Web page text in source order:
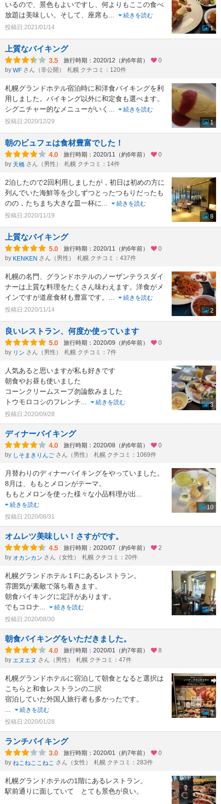
いるので、景色もよいですし、何よりもここの食べ
放題は美味しい。そして、座席も
続きを読む
投稿日:2021/01/14
1
上質なバイキング
3.5 旅行時期：2020/12（約6年前）
0
by WF さん（非公開） 札幌 クチコミ：120件
札幌グランドホテル宿泊時に和洋食バイキングを利
用しました。バイキング以外に和定食も選べます。
シグニチャー的なメニューがいく
続きを読む
投稿日:2020/12/29
1
朝のビュフェは食材豊富でした！
4.0 旅行時期：2020/11（約6年前）
0
by 天橋 さん（男性） 札幌 クチコミ：14件
2泊したので2回利用しましたが，初日は初めの方に
列んでいた海鮮等を少しずつとったつもりだったも
のの，たちまち大きな皿一杯に
続きを読む
投稿日:2020/11/19
8
上質なバイキング
5.0 旅行時期：2020/11（約6年前）
0
by KENKEN さん（男性） 札幌 クチコミ：437件
札幌の名門、グランドホテルのノーザンテラスダイ
ナーは上質な料理をたくさん味わえます。洋食がメ
インですが道産食材も豊富です。
続きを読む
投稿日:2020/11/14
2
良いレストラン、何度か使っています
5.0 旅行時期：2020/09（約6年前）
0
by リン さん（男性） 札幌 クチコミ：7件
人気あると思いますが私も好きです
朝食やお昼も使いました
コーンクリームスープ勿論飲みました
トウモロコシのフレンチ
続きを読む
投稿日:2020/09/28
3
ディナーバイキング
4.0 旅行時期：2020/08（約6年前）
0
by しそまきりんご さん（男性） 札幌 クチコミ：1069件
月替わりのディナーバイキングをやっていました。
8月は、ももとメロンがテーマ。
ももとメロンを使った様々な小品料理が出
続きを読む
投稿日:2020/08/31
10
オムレツ美味しい！さすがです。
4.5 旅行時期：2020/07（約6年前）
2
by オカンカン さん（女性） 札幌 クチコミ：20件
札幌グランドホテル１Fにあるレストラン。
雰囲気が素敵で落ち着きます。
朝食バイキングに定評があります。
でもコロナ
続きを読む
投稿日:2020/08/30
4
朝食バイキングをいただきました。
4.0 旅行時期：2020/01（約7年前）
8
by エヌエヌ さん（男性） 札幌 クチコミ：47件
札幌グランドホテルに宿泊して朝食となると選択は
こちらと和食レストランの二択
宿泊していた外国人旅行者も多かったです。
続きを読む
投稿日:2020/01/28
3
ランチバイキング
3.0 旅行時期：2020/01（約7年前）
0
by ねこねここねこ さん（女性） 札幌 クチコミ：283件
札幌グランドホテルの1階にあるレストラン。
駅前通りに面していて とても景色が良い。